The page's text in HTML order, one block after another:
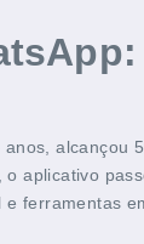
aplicativo
ferramentas